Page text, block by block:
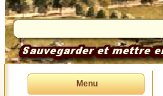
Menu